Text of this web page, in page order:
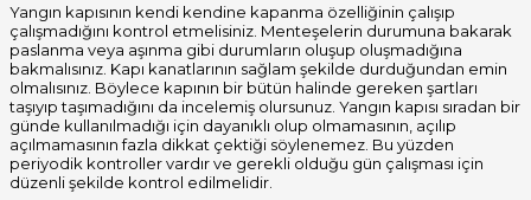
Yangın kapısının kendi kendine kapanma özelliğinin çalışıp
çalışmadığını kontrol etmelisiniz. Menteşelerin durumuna bakarak
paslanma veya aşınma gibi durumların oluşup oluşmadığına
bakmalısınız. Kapı kanatlarının sağlam şekilde durduğundan emin
olmalısınız. Böylece kapının bir bütün halinde gereken şartları
taşıyıp taşımadığını da incelemiş olursunuz. Yangın kapısı sıradan bir
günde kullanılmadığı için dayanıklı olup olmamasının, açılıp
açılmamasının fazla dikkat çektiği söylenemez. Bu yüzden
periyodik kontroller vardır ve gerekli olduğu gün çalışması için
düzenli şekilde kontrol edilmelidir.